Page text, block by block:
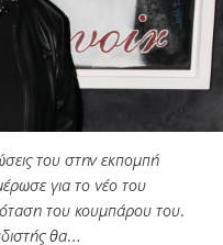
του στην εκπομπή
για το νέο του
του κουμπάρου του.
θα…